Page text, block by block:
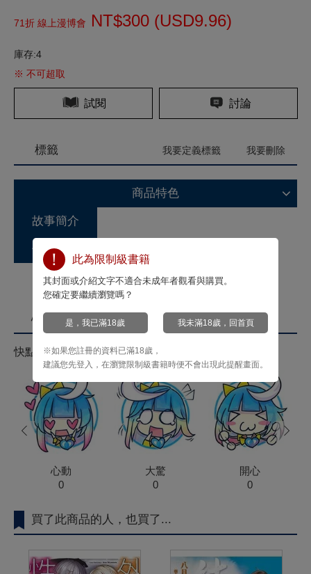
71折 線上漫博會 NT$300 (USD9.96)
庫存:4
※ 不可超取
試閱 討論
標籤 我要定義標籤 我要刪除
商品特色
故事簡介
作家介紹
心情投票
快點來按心情投票拿菁點！
心動
0
大驚
0
開心
0
prev next
買了此商品的人，也買了...
此為限制級書籍
其封面或介紹文字不適合未成年者觀看與購買。
您確定要繼續瀏覽嗎？
是，我已滿18歲 我未滿18歲，回首頁
※如果您註冊的資料已滿18歲，
建議您先登入，在瀏覽限制級書籍時便不會出現此提醒畫面。